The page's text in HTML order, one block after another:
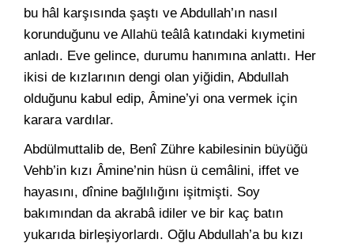
bu hâl karşısında şaştı ve Abdullah’ın nasıl
korunduğunu ve Allahü teâlâ katındaki kıymetini
anladı. Eve gelince, durumu hanımına anlattı. Her
ikisi de kızlarının dengi olan yiğidin, Abdullah
olduğunu kabul edip, Âmine’yi ona vermek için
karara vardılar.
Abdülmuttalib de, Benî Zühre kabilesinin büyüğü
Vehb’in kızı Âmine’nin hüsn ü cemâlini, iffet ve
hayasını, dînine bağlılığını işitmişti. Soy
bakımından da akrabâ idiler ve bir kaç batın
yukarıda birleşiyorlardı. Oğlu Abdullah’a bu kızı